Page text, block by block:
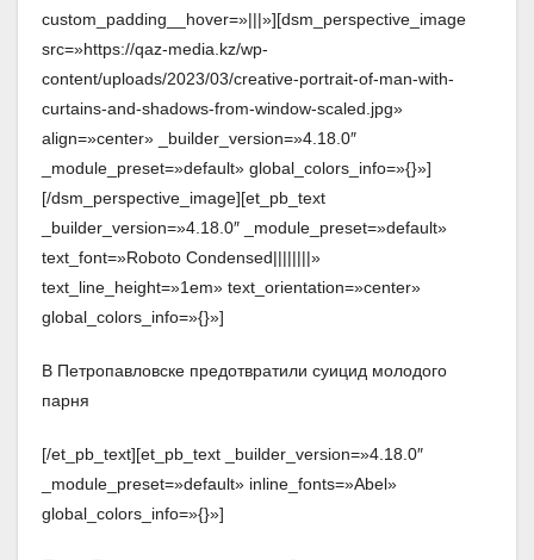
custom_padding__hover=»|||»][dsm_perspective_image
src=»https://qaz-media.kz/wp-
content/uploads/2023/03/creative-portrait-of-man-with-
curtains-and-shadows-from-window-scaled.jpg»
align=»center» _builder_version=»4.18.0″
_module_preset=»default» global_colors_info=»{}»]
[/dsm_perspective_image][et_pb_text
_builder_version=»4.18.0″ _module_preset=»default»
text_font=»Roboto Condensed||||||||»
text_line_height=»1em» text_orientation=»center»
global_colors_info=»{}»]
В Петропавловске предотвратили суицид молодого
парня
[/et_pb_text][et_pb_text _builder_version=»4.18.0″
_module_preset=»default» inline_fonts=»Abel»
global_colors_info=»{}»]